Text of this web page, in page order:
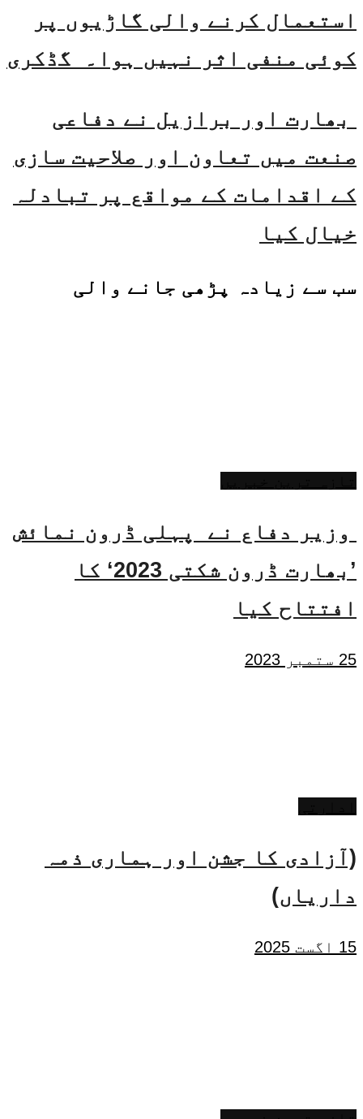
استعمال کرنے والی گاڑیوں پر
کوئی منفی اثر نہیں ہوا۔ گڈکری
بھارت اور برازیل نے دفاعی
صنعت میں تعاون اور صلاحیت سازی
کے اقدامات کے مواقع پر تبادلہ
خیال کیا
سب سے زیادہ پڑھی جانے والی
وزیر دفاع نے پہلی ڈرون نمائش
’بھارت ڈرون شکتی 2023‘ کا
افتتاح کیا
25 ستمبر 2023
(آزادی کا جشن اور ہماری ذمہ
داریاں)
15 اگست 2025